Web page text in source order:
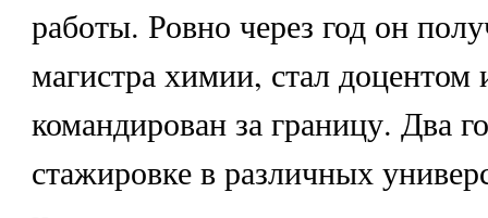
работы. Ровно через год он
магистра химии, стал доцентом
командирован за границу. Два
стажировке в различных